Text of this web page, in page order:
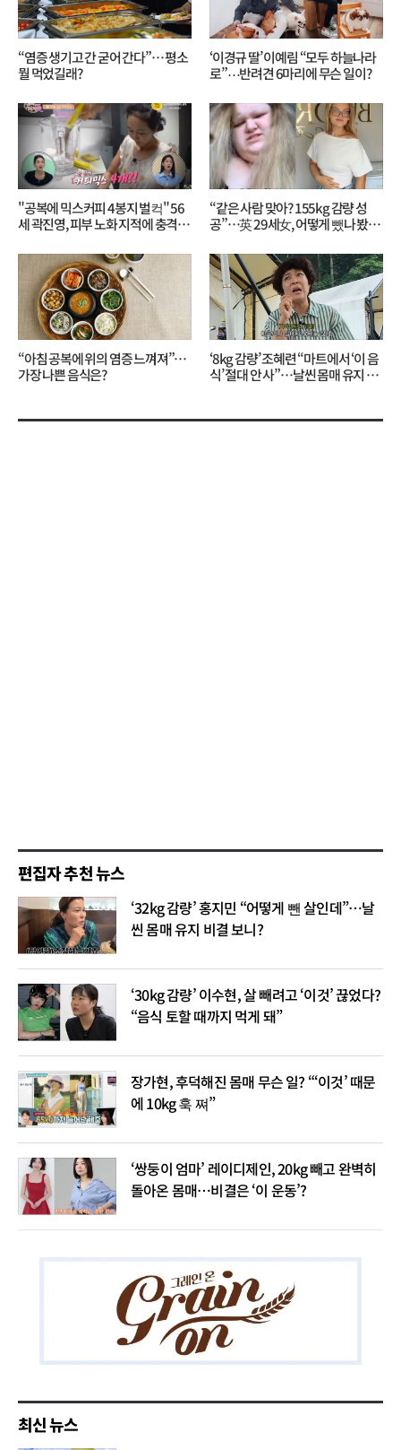
“염증 생기고 간 굳어 간다”… 평소
뭘 먹었길래?
‘이경규 딸’ 이예림 “모두 하늘나라
로”⋯반려견 6마리에 무슨 일이?
"공복에 믹스커피 4봉지 벌컥" 56
세 곽진영, 피부 노화 지적에 충격…
“같은 사람 맞아? 155kg 감량 성
공”…英 29세女, 어떻게 뺐나 봤더
“아침 공복에 위의 염증 느껴져”…
가장 나쁜 음식은?
‘8kg 감량’ 조혜련 “마트에서 ‘이 음
식’ 절대 안 사”…날씬 몸매 유지 비
편집자 추천 뉴스
‘32kg 감량’ 홍지민 “어떻게 뺀 살인데”…날
씬 몸매 유지 비결 보니?
‘30kg 감량’ 이수현, 살 빼려고 ‘이것’ 끊었다?
“음식 토할 때까지 먹게 돼”
장가현, 후덕해진 몸매 무슨 일? “‘이것’ 때문
에 10kg 훅 쪄”
‘쌍둥이 엄마’ 레이디제인, 20kg 빼고 완벽히
돌아온 몸매…비결은 ‘이 운동’?
최신 뉴스